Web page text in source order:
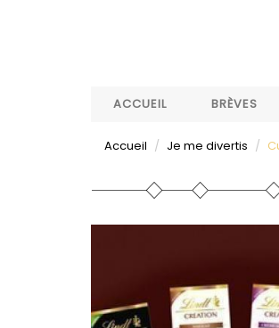
ACCUEIL
BRÈVES
Accueil Je me divertis